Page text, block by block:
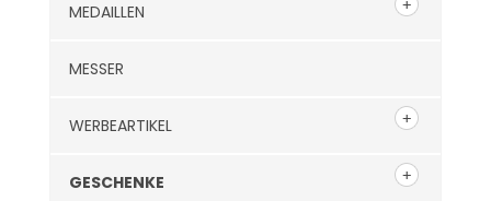
MEDAILLEN
MESSER
WERBEARTIKEL
GESCHENKE